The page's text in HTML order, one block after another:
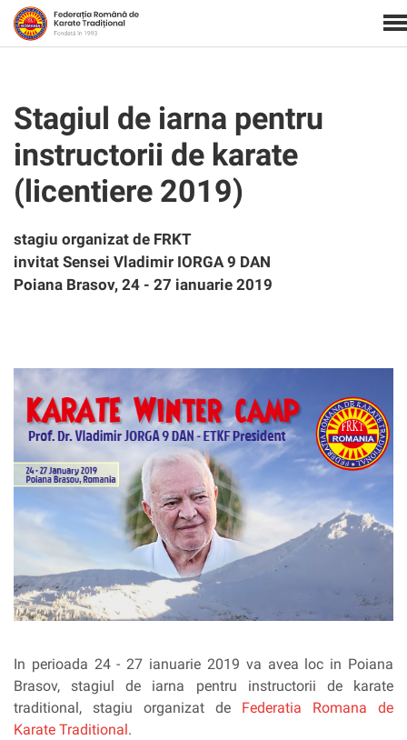
Stagiul de iarna pentru
instructorii de karate
(licentiere 2019)
stagiu organizat de FRKT
invitat Sensei Vladimir IORGA 9 DAN
Poiana Brasov, 24 - 27 ianuarie 2019
In perioada 24 - 27 ianuarie 2019 va avea loc in Poiana
Brasov, stagiul de iarna pentru instructorii de karate
traditional, stagiu organizat de Federatia Romana de
Karate Traditional .